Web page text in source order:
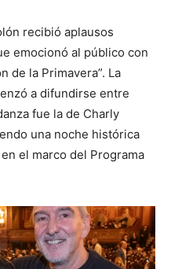
recibió aplausos
emocionó al público con
de la Primavera”. La
a difundirse entre
fue la de Charly
una noche histórica
el marco del Programa